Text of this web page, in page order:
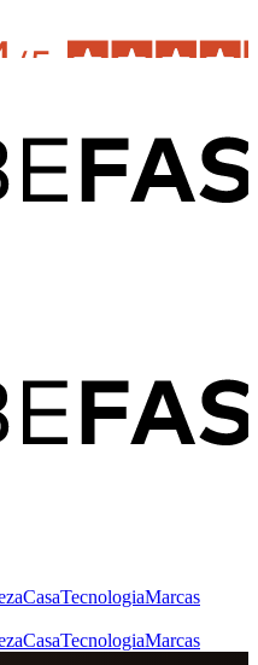
CasaTecnologiaMarcas
CasaTecnologiaMarcas